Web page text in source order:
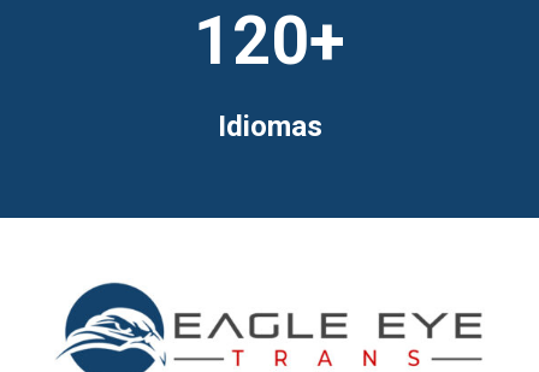
120+
Idiomas